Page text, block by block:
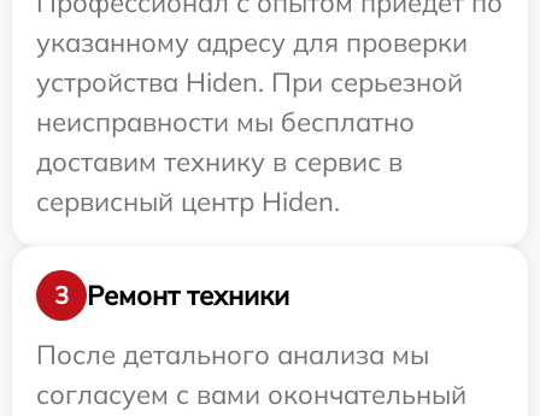
указанному адресу для проверки
устройства Hiden. При серьезной
неисправности мы бесплатно
доставим технику в сервис в
сервисный центр Hiden.
3
Ремонт техники
После детального анализа мы
согласуем с вами окончательный